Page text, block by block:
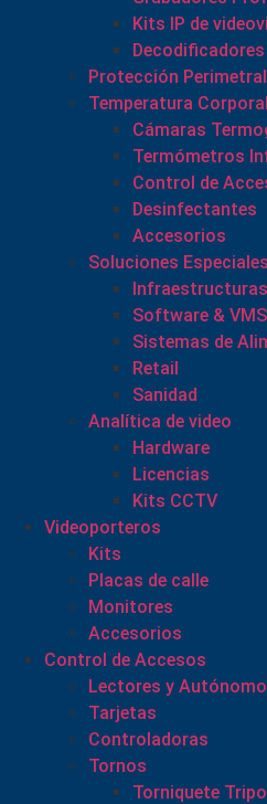
Kits IP de
Decodificadores
Protección Perimetral
Temperatura
Cámaras
Termómetros
Control de
Desinfectantes
Accesorios
Soluciones Especiales
Software & VMS
Sistemas de
Retail
Sanidad
Analítica de video
Hardware
Licencias
Kits CCTV
Videoporteros
Kits
Placas de calle
Monitores
Accesorios
Control de Accesos
Lectores y
Tarjetas
Controladoras
Tornos
Torniquete